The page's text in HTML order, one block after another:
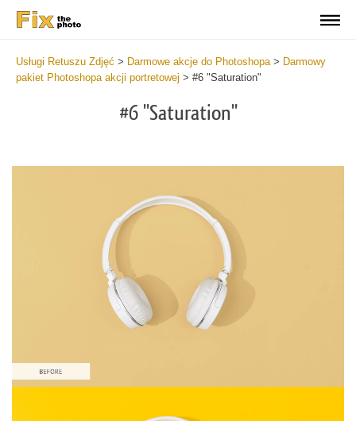
Usługi Retuszu Zdjęć > Darmowe akcje do Photoshopa> Darmowy
pakiet Photoshopa akcji portretowej > #6 "Saturation"
#6 "Saturation"
Proszę wybrać